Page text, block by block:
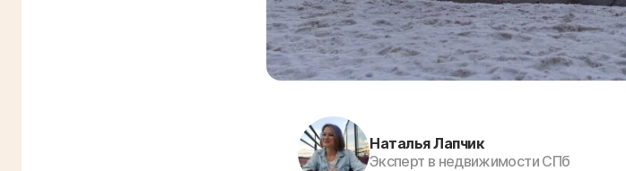
Наталья Лапчик
Эксперт в недвижимости СПб